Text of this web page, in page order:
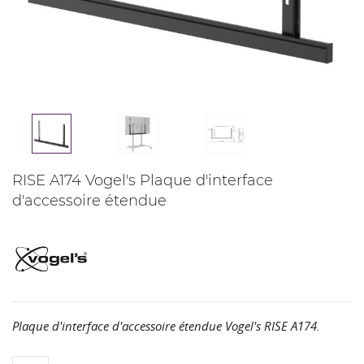
RISE A174 Vogel's Plaque d'interface
d'accessoire étendue
Plaque d'interface d'accessoire étendue Vogel's RISE A174.